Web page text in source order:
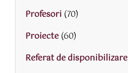
Profesori (70)
Proiecte(60)
Referat de disponibilizare